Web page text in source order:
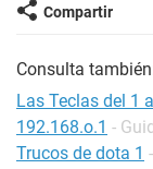
Compartir
Consulta
Las Teclas del 1
192.168.o.1 -
Trucos de dota 1